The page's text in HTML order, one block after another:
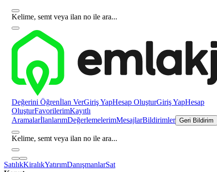
Kelime, semt veya ilan no ile ara...
Değerini Öğrenİlan VerGiriş YapHesap OluşturGiriş YapHesap
OluşturFavorilerimKayıtlı
AramalarİlanlarımDeğerlemelerimMesajlarBildirimler Geri Bildirim
Kelime, semt veya ilan no ile ara...
SatılıkKiralıkYatırımDanışmanlarSat